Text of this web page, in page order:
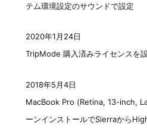
テム環境設定のサウンドで設定
TripMode 購入済みライセンスを
2020年1月24日
MacBook Pro (Retina, 13-inch,
ーンインストールでSierraから
2018年5月4日